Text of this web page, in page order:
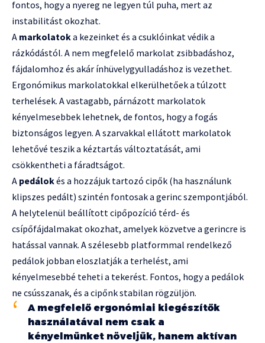
fontos, hogy a nyereg ne legyen túl puha, mert az
instabilitást okozhat.
A markolatoka kezeinket és a csuklóinkat védik a
rázkódástól. A nem megfelelő markolat zsibbadáshoz,
fájdalomhoz és akár ínhüvelygyulladáshoz is vezethet.
Ergonómikus markolatokkal elkerülhetőek a túlzott
terhelések. A vastagabb, párnázott markolatok
kényelmesebbek lehetnek, de fontos, hogy a fogás
biztonságos legyen. A szarvakkal ellátott markolatok
lehetővé teszik a kéztartás változtatását, ami
csökkentheti a fáradtságot.
A pedálokés a hozzájuk tartozó cipők (ha használunk
klipszes pedált) szintén fontosak a gerinc szempontjából.
A helytelenül beállított cipőpozíció térd- és
csípőfájdalmakat okozhat, amelyek közvetve a gerincre is
hatással vannak. A szélesebb platformmal rendelkező
pedálok jobban eloszlatják a terhelést, ami
kényelmesebbé teheti a tekerést. Fontos, hogy a pedálok
ne csússzanak, és a cipőnk stabilan rögzüljön.
A megfelelő ergonómiai kiegészítők
használatával nem csak a
kényelmünket növeljük, hanem aktívan